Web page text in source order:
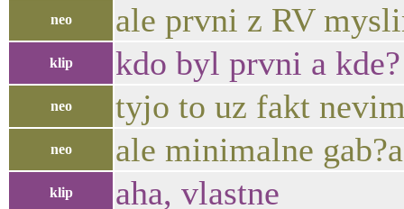
neo ale prvni z RV
klip kdo byl prvni a kde?
neo tyjo to uz fakt
neo ale minimalne
klip aha, vlastne